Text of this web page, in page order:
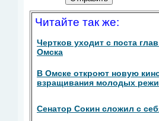
Читайте так же:
Чертков уходит с поста
Омска
В Омске откроют новую
взращивания молодых
Сенатор Сокин сложил с